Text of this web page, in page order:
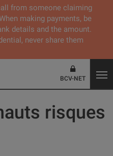
from someone claiming
making payments, be
details and the amount.
never share them
BCV-NET
risques